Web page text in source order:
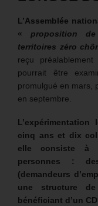
L’Assemblée
« proposition
territoires zéro
reçu
pourrait être
promulgué en mars,
en septembre.
cinq ans et dix
elle consiste à
personnes :
(demandeurs
une structure de
bénéficiant d’un